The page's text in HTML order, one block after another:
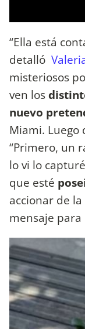
“Ella está
detalló
misteriosos
ven los
nuevo
Miami. Luego
“Primero, un
lo vi lo
que esté
accionar de
mensaje para